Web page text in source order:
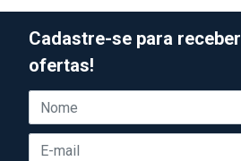
Cadastre-se para
ofertas!